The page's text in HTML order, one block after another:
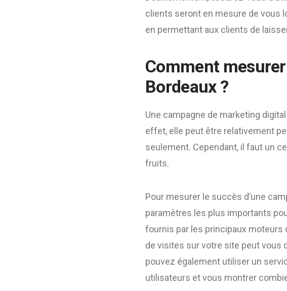
clients seront en mesure de vous
en permettant aux clients de
Comment
Bordeaux ?
Une campagne de marketing
effet, elle peut être relativement
seulement. Cependant, il faut un
fruits.
Pour mesurer le succès d’une
paramètres les plus importants
fournis par les principaux moteurs
de visites sur votre site peut vous
pouvez également utiliser un
utilisateurs et vous montrer